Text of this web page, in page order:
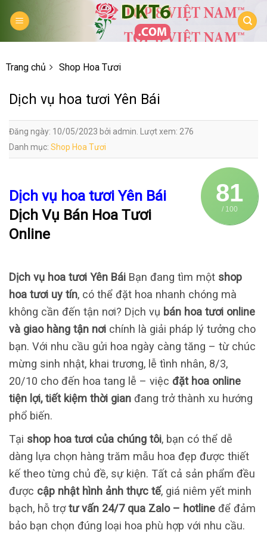
Trang chủ Shop Hoa Tươi
Dịch vụ hoa tươi Yên Bái
Đăng ngày: 10/05/2023 bởi admin. Lượt xem: 276
Danh mục: Shop Hoa Tươi
81
/ 100
Dịch vụ hoa tươi Yên Bái
Dịch Vụ Bán Hoa Tươi
Online
Dịch vụ hoa tươi Yên Bái Bạn đang tìm một shop
hoa tươi uy tín, có thể đặt hoa nhanh chóng mà
không cần đến tận nơi? Dịch vụ bán hoa tươi online
và giao hàng tận nơi chính là giải pháp lý tưởng cho
bạn. Với nhu cầu gửi hoa ngày càng tăng – từ chúc
mừng sinh nhật, khai trương, lễ tình nhân, 8/3,
20/10 cho đến hoa tang lễ – việc đặt hoa online
tiện lợi, tiết kiệm thời gian đang trở thành xu hướng
phổ biến.
Tại shop hoa tươi của chúng tôi, bạn có thể dễ
dàng lựa chọn hàng trăm mẫu hoa đẹp được thiết
kế theo từng chủ đề, sự kiện. Tất cả sản phẩm đều
được cập nhật hình ảnh thực tế, giá niêm yết minh
bạch, hỗ trợtư vấn 24/7 qua Zalo – hotline để đảm
bảo bạn chọn đúng loại hoa phù hợp với nhu cầu.